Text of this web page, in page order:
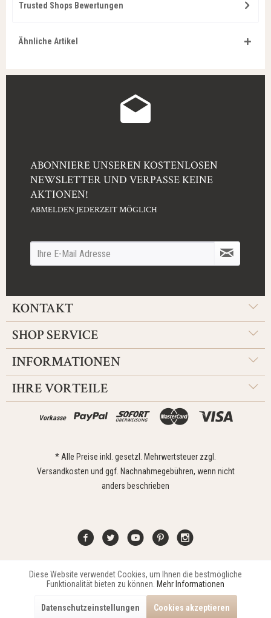
Trusted Shops Bewertungen
Ähnliche Artikel
ABONNIERE UNSEREN KOSTENLOSEN
NEWSLETTER UND VERPASSE KEINE
AKTIONEN!
ABMELDEN JEDERZEIT MÖGLICH
KONTAKT
SHOP SERVICE
INFORMATIONEN
IHRE VORTEILE
Vorkasse
* Alle Preise inkl. gesetzl. Mehrwertsteuer zzgl.
Versandkosten und ggf. Nachnahmegebühren, wenn nicht
anders beschrieben
Kontakt Widerrufsrecht Impressum Versand Datenschutz
Copyright © 2021 Edona Design GmbH // DesignDupp GmbH
Funktionale Aktiv
Aktiv
Diese Website verwendet Cookies, um Ihnen die bestmögliche
Funktionalität bieten zu können. Mehr Informationen
Datenschutzeinstellungen Cookies akzeptieren